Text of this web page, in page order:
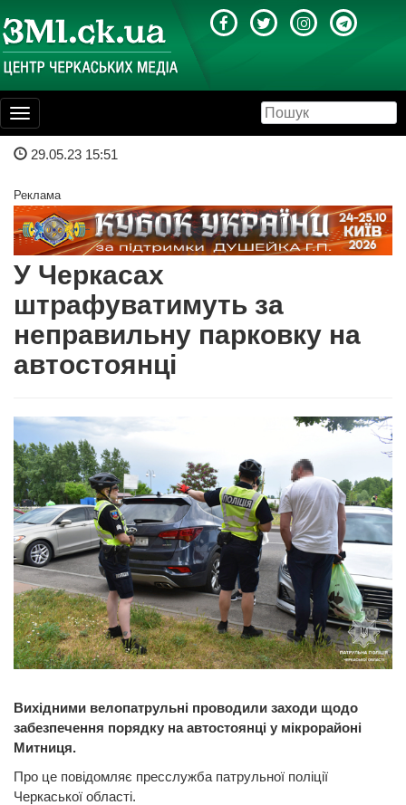
Toggle
navigation
29.05.23 15:51
Реклама
У Черкасах
штрафуватимуть за
неправильну парковку на
автостоянці
Вихідними велопатрульні проводили заходи щодо
забезпечення порядку на автостоянці у мікрорайоні
Митниця.
Про це повідомляє пресслужба патрульної поліції
Черкаської області.